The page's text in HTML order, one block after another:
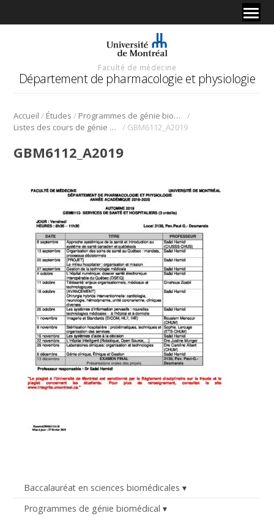
Faculté de médecine
Département de pharmacologie et physiologie
Accueil / Études / Programmes de génie biomédical
/
Listes des cours de génie biomédical
/ GBM6112_A2019
Baccalauréat en sciences biomédicales
Programmes de génie biomédical
GBM6112_A2019